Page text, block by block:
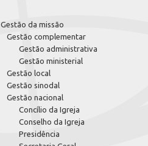
Gestão da missão
Gestão complementar
Gestão administrativa
Gestão ministerial
Gestão local
Gestão sinodal
Gestão nacional
Concílio da Igreja
Conselho da Igreja
Presidência